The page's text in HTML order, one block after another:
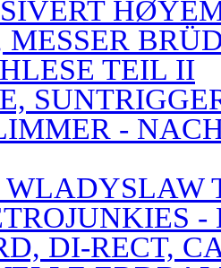
TEIL II
-
WLADYSLAW
DI-RECT,